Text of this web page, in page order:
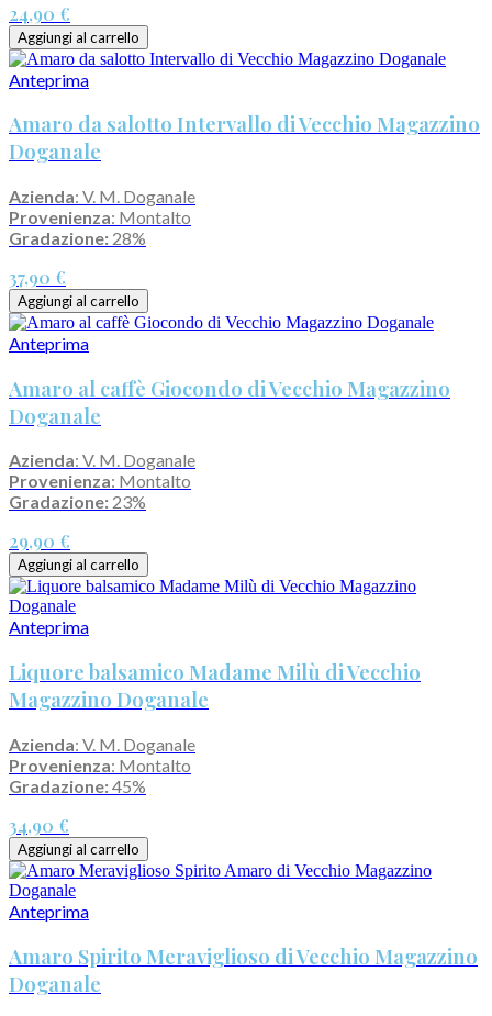
24,90 €
Aggiungi al carrello
Anteprima
Amaro da salotto Intervallo di Vecchio Magazzino
Doganale
Azienda: V. M. Doganale
Provenienza: Montalto
Gradazione: 28%
37,90 €
Aggiungi al carrello
Anteprima
Amaro al caffè Giocondo di Vecchio Magazzino
Doganale
Azienda: V. M. Doganale
Provenienza: Montalto
Gradazione: 23%
29,90 €
Aggiungi al carrello
Anteprima
Liquore balsamico Madame Milù di Vecchio
Magazzino Doganale
Azienda: V. M. Doganale
Provenienza: Montalto
Gradazione:45%
34,90 €
Aggiungi al carrello
Anteprima
Amaro Spirito Meraviglioso di Vecchio Magazzino
Doganale